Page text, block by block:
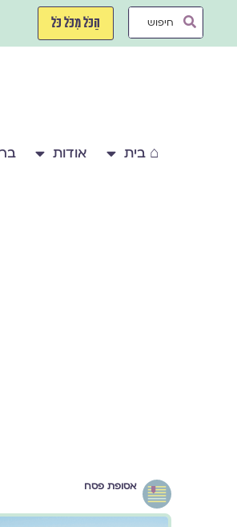
Search
הַכֹּל מִכֹּל כֹּל
⌂ בית אודות
אסופת פסח